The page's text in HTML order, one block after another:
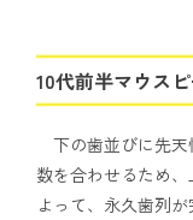
10代前半マウス
下の歯並びに先天
数を合わせるため、
よって、永久歯列